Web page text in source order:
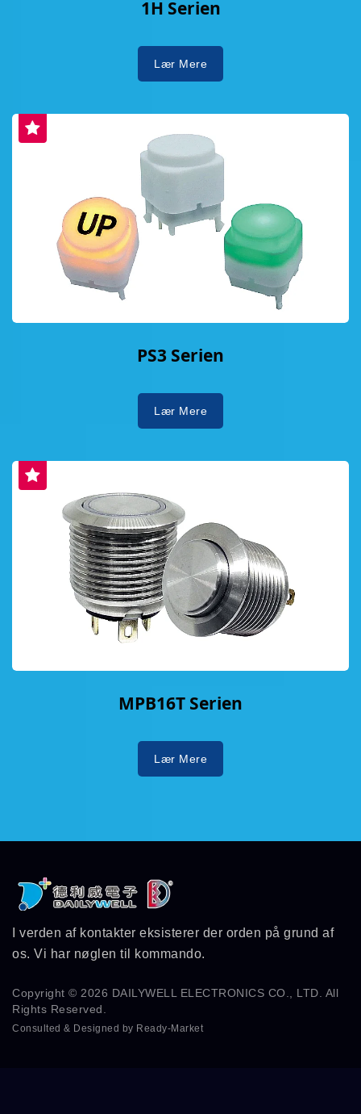
1H Serien
Lær Mere
PS3 Serien
Lær Mere
MPB16T Serien
Lær Mere
I verden af kontakter eksisterer der orden på grund af
os. Vi har nøglen til kommando.
Copyright © 2026 DAILYWELL ELECTRONICS CO., LTD. All
Rights Reserved.
Consulted & Designed by Ready-Market